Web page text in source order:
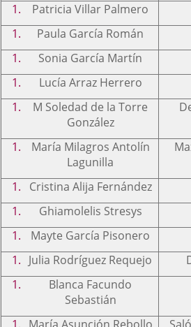
Patricia Villar Palmero
Paula García Román
Sonia García Martín
Lucía Arraz Herrero
M Soledad de la Torre
González
María Milagros Antolín
Lagunilla
Cristina Alija Fernández
Ghiamolelis Stresys
Mayte García Pisonero
Julia Rodríguez Requejo
Blanca Facundo
Sebastián